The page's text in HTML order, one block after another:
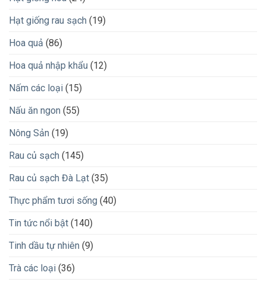
Hạt giống rau sạch (19)
Hoa quả (86)
Hoa quả nhập khẩu (12)
Nấm các loại (15)
Nấu ăn ngon (55)
Nông Sản (19)
Rau củ sạch (145)
Rau củ sạch Đà Lạt (35)
Thực phẩm tươi sống (40)
Tin tức nổi bật (140)
Tinh dầu tự nhiên (9)
Trà các loại (36)